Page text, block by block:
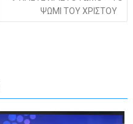
ΨΩΜΙ ΤΟΥ ΧΡΙΣΤΟΥ